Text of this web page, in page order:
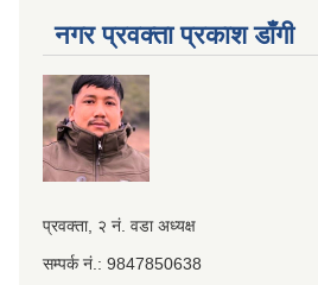
नगर प्रवक्ता प्रकाश डाँगी
Iframe
Generator
प्रवक्ता, २ नं. वडा अध्यक्ष
सम्पर्क नं.: 9847850638